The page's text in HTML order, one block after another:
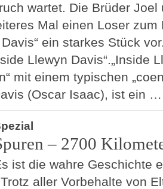
wartet. Die Brüder Joel
Mal einen Loser zum
ein starkes Stück
Llewyn Davis“.„Inside
mit einem typischen
(Oscar Isaac), ist ein
– 2700
ist die wahre Geschichte
aller Vorbehalte von